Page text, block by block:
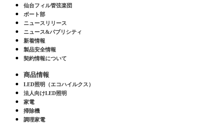
仙台フィル管弦楽団
ボート部
ニュースリリース
ニュース&パブリシティ
新着情報
製品安全情報
契約情報について
商品情報
LED照明（エコハイルクス）
法人向けLED照明
家電
掃除機
調理家電